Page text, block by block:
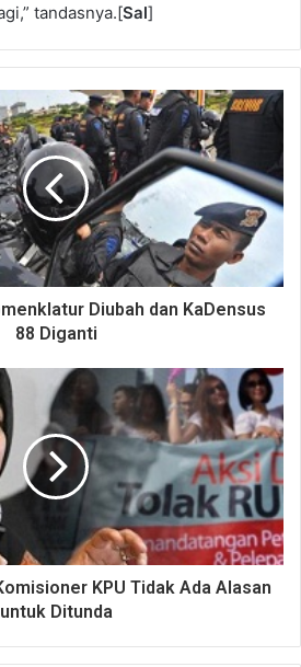
tandasnya.[Sal]
Diubah dan KaDensus
88 Diganti
KPU Tidak Ada Alasan
untuk Ditunda